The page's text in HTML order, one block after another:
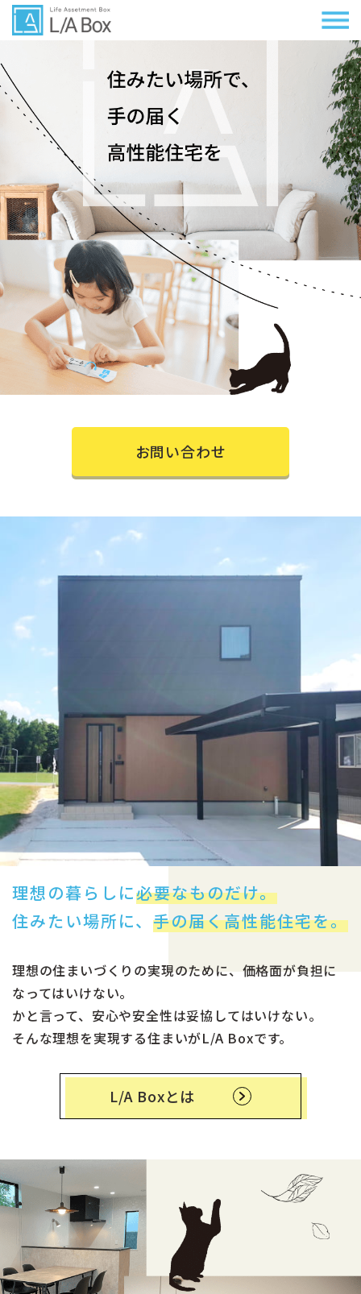
お問い合わせ
理想の暮らしに必要なものだけ。
住みたい場所に、 手の届く高性能住宅を。
理想の住まいづくりの実現のために、価格面が負担に
なってはいけない。
かと言って、安心や安全性は妥協してはいけない。
そんな理想を実現する住まいがL/A Boxです。
L/A Boxとは